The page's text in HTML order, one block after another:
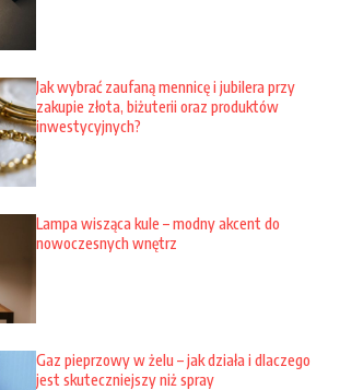
Jak wybrać zaufaną mennicę i jubilera przy
zakupie złota, biżuterii oraz produktów
inwestycyjnych?
Lampa wisząca kule – modny akcent do
nowoczesnych wnętrz
Gaz pieprzowy w żelu – jak działa i dlaczego
jest skuteczniejszy niż spray